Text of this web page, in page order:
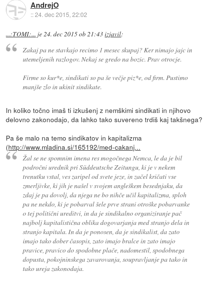
AndrejO
::24. dec 2015, 22:02
...:TOMI:... je 24. dec 2015 ob 21:43izjavil:
Zakaj pa ne stavkajo recimo 1 mesec skupaj? Ker nimajo jajc in
utemeljenih razlogov. Nekaj se gredo na bozic. Prav otrocje.
Firme so kur*e, sindikati so pa še večje piz*e, od firm. Pustimo
manjše zlo in ukinit sindikate.
In koliko točno imaš ti izkušenj z nemškimi sindikati in njihovo
delovno zakonodajo, da lahko tako suvereno trdiš kaj takšnega?
Pa še malo na temo sindikatov in kapitalizma
(http://www.mladina.si/165192/med-cakanj...
Žal se ne spomnim imena res mogočnega Nemca, le da je bil
področni urednik pri Süddeutsche Zeitungu, ki je v nekem
trenutku vstal, ves zaripel od svete jeze, in začel kričati vse
zmerljivke, ki jih je našel v svojem angleškem besednjaku, da
zdaj je pa dovolj, da njega ne bo nihče učil kapitalizma, sploh
pa ne nekdo, ki je pobarval šele prve strani otroške pobarvanke
o tej politični ureditvi, in da je sindikalno organiziranje pač
najbolj kapitalistična oblika dogovarjanja med stranjo dela in
stranjo kapitala. In da je ponosen, da je sindikalist, da zato
imajo tako dober časopis, zato imajo bralce in zato imajo
pravice, pravico do spodobne plače, nadomestil, spodobnega
dopusta, pokojninskega zavarovanja, soupravljanje pa tako in
tako ureja zakonodaja.